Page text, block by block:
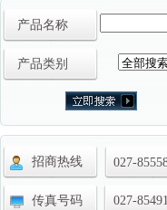
产品名称
产品类别
招商热线 027-
传真号码 027-